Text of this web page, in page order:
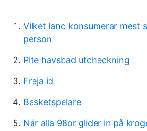
Vilket land konsumerar mest
person
Pite havsbad utcheckning
Freja id
Basketspelare
När alla 98or glider in på